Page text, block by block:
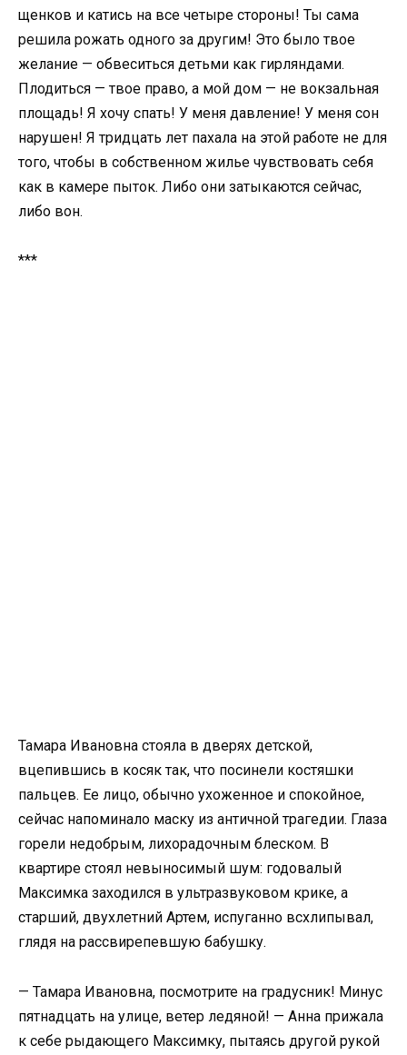
щенков и катись на все четыре стороны! Ты сама
решила рожать одного за другим! Это было твое
желание — обвеситься детьми как гирляндами.
Плодиться — твое право, а мой дом — не вокзальная
площадь! Я хочу спать! У меня давление! У меня сон
нарушен! Я тридцать лет пахала на этой работе не для
того, чтобы в собственном жилье чувствовать себя
как в камере пыток. Либо они затыкаются сейчас,
либо вон.
***
Тамара Ивановна стояла в дверях детской,
вцепившись в косяк так, что посинели костяшки
пальцев. Ее лицо, обычно ухоженное и спокойное,
сейчас напоминало маску из античной трагедии. Глаза
горели недобрым, лихорадочным блеском. В
квартире стоял невыносимый шум: годовалый
Максимка заходился в ультразвуковом крике, а
старший, двухлетний Артем, испуганно всхлипывал,
глядя на рассвирепевшую бабушку.
— Тамара Ивановна, посмотрите на градусник! Минус
пятнадцать на улице, ветер ледяной! — Анна прижала
к себе рыдающего Максимку, пытаясь другой рукой